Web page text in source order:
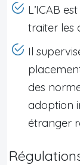
L’ICAB
traiter les
Il
des
adoption
étranger